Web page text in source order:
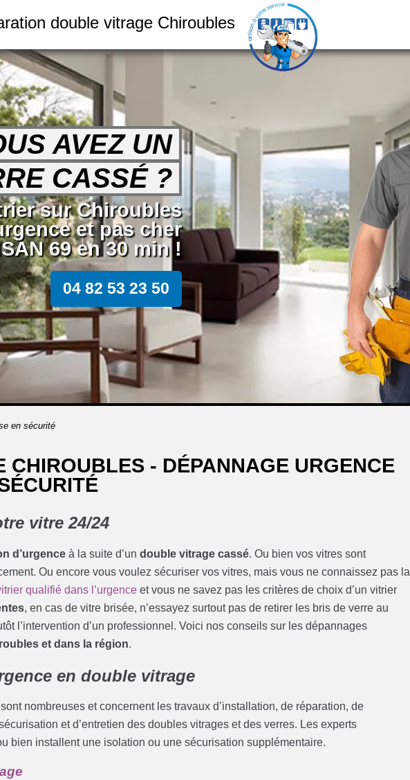
double vitrage Chiroubles
AVEZ UN
CASSÉ ?
sur Chiroubles
et pas cher
69 en 30 min !
04 82 53 23 50
en sécurité
CHIROUBLES - DÉPANNAGE URGENCE
vitre 24/24
d’urgence à la suite d’undouble vitrage cassé. Ou bien vos vitres sont
Ou encore vous voulez sécuriser vos vitres, mais vous ne connaissez pas la
qualifié dans l’urgence et vous ne savez pas les critères de choix d’un vitrier
, en cas de vitre brisée, n’essayez surtout pas de retirer les bris de verre au
l’intervention d’un professionnel. Voici nos conseils sur les dépannages
et dans la région.
en double vitrage
nombreuses et concernent les travaux d’installation, de réparation, de
et d’entretien des doubles vitrages et des verres. Les experts
bien installent une isolation ou une sécurisation supplémentaire.